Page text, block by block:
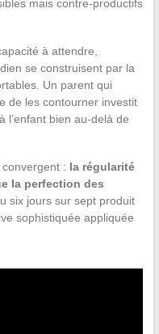
mais contre-productifs
à attendre,
se construisent par la
Un parent qui
de les contourner investit
l’enfant bien au-delà de
: la régularité
la perfection des
six jours sur sept produit
sophistiquée appliquée